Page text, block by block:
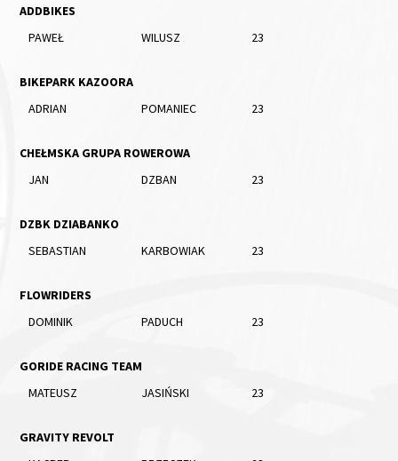
ADDBIKES
PAWEŁ
WILUSZ 23
BIKEPARK KAZOORA
ADRIAN
POMANIEC 23
CHEŁMSKA GRUPA ROWEROWA
JAN
DZBAN 23
DZBK DZIABANKO
SEBASTIAN
KARBOWIAK 23
FLOWRIDERS
DOMINIK
PADUCH 23
GORIDE RACING TEAM
MATEUSZ
JASIŃSKI 23
GRAVITY REVOLT